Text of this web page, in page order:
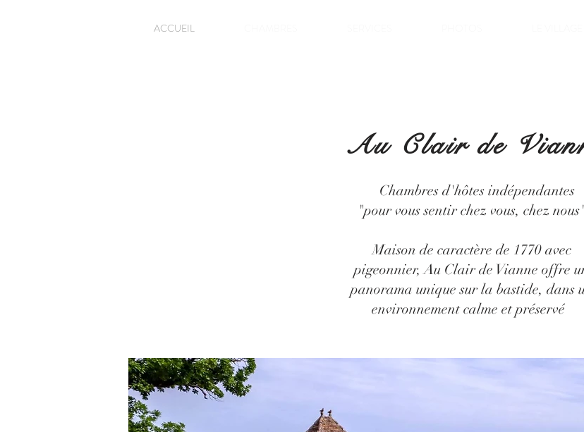
ACCUEIL
Au Clair de
Chambres d'hôtes indépendantes
"pour vous sentir chez vous, chez
Maison de caractère de 1770 avec
pigeonnier, Au Clair de Vianne offre
panorama unique sur la bastide, dans
environnement calme et préservé